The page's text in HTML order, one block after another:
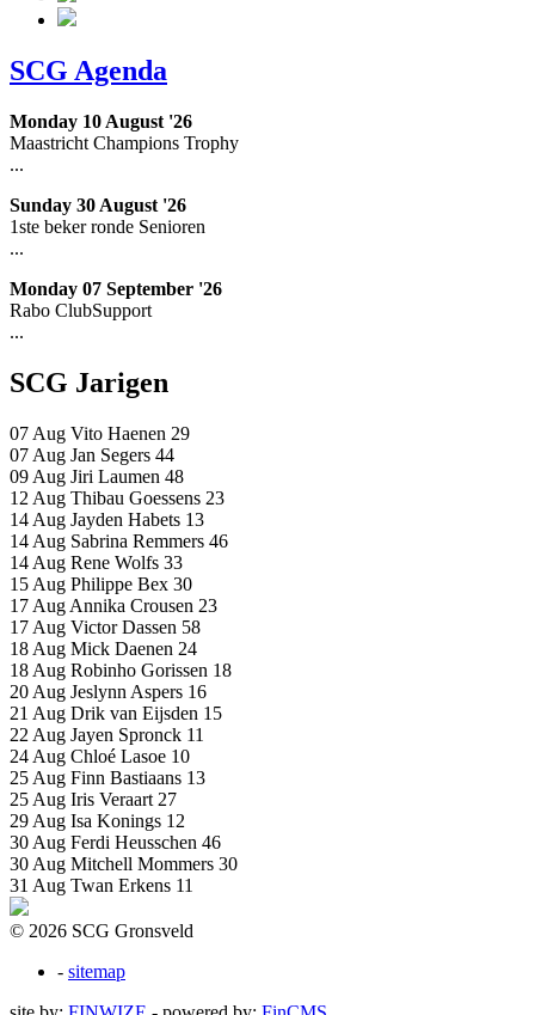
SCG Agenda
Monday 10 August '26
Maastricht Champions Trophy
...
Sunday 30 August '26
1ste beker ronde Senioren
...
Monday 07 September '26
Rabo ClubSupport
...
SCG Jarigen
07 Aug Vito Haenen 29
07 Aug Jan Segers 44
09 Aug Jiri Laumen 48
12 Aug Thibau Goessens 23
14 Aug Jayden Habets 13
14 Aug Sabrina Remmers 46
14 Aug Rene Wolfs 33
15 Aug Philippe Bex 30
17 Aug Annika Crousen 23
17 Aug Victor Dassen 58
18 Aug Mick Daenen 24
18 Aug Robinho Gorissen 18
20 Aug Jeslynn Aspers 16
21 Aug Drik van Eijsden 15
22 Aug Jayen Spronck 11
24 Aug Chloé Lasoe 10
25 Aug Finn Bastiaans 13
25 Aug Iris Veraart 27
29 Aug Isa Konings 12
30 Aug Ferdi Heusschen 46
30 Aug Mitchell Mommers 30
31 Aug Twan Erkens 11
© 2026 SCG Gronsveld
- sitemap